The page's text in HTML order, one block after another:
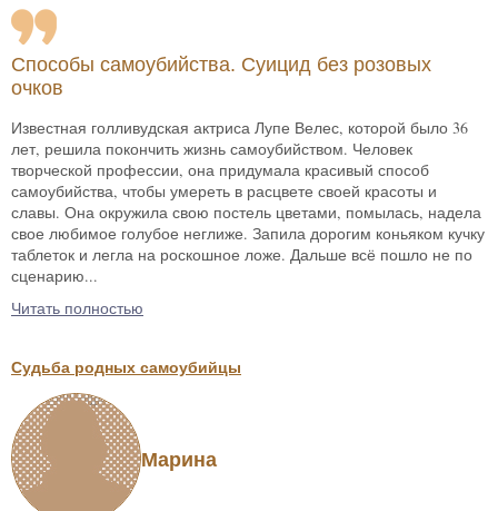
Способы самоубийства. Суицид без розовых
очков
Известная голливудская актриса Лупе Велес, которой было 36
лет, решила покончить жизнь самоубийством. Человек
творческой профессии, она придумала красивый способ
самоубийства, чтобы умереть в расцвете своей красоты и
славы. Она окружила свою постель цветами, помылась, надела
свое любимое голубое неглиже. Запила дорогим коньяком кучку
таблеток и легла на роскошное ложе. Дальше всё пошло не по
сценарию...
Читать полностью
Судьба родных самоубийцы
Марина